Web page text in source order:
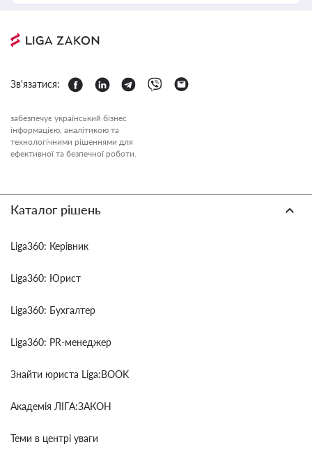
Зв'язатися:
забезпечує український бізнес
інформацією, аналітикою та
технологічними рішеннями для
ефективної та безпечної роботи.
Каталог рішень
Liga360: Керівник
Liga360: Юрист
Liga360: Бухгалтер
Liga360: PR-менеджер
Знайти юриста Liga:BOOK
Академія ЛІГА:ЗАКОН
Теми в центрі уваги